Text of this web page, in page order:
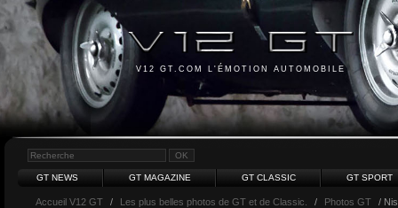
V12 GT.COM L'ÉMOTION AUTOMOBILE
GT NEWS GT MAGAZINE GT CLASSIC GT SPORT
Accueil V12 GT / Les plus belles photos de GT et de Classic. / Photos GT /